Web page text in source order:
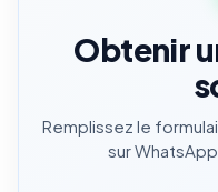
Obtenir
Remplissez le
sur